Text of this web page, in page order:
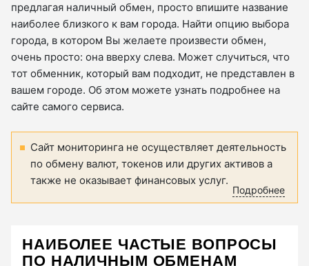
предлагая наличный обмен, просто впишите название
наиболее близкого к вам города. Найти опцию выбора
города, в котором Вы желаете произвести обмен,
очень просто: она вверху слева. Может случиться, что
тот обменник, который вам подходит, не представлен в
вашем городе. Об этом можете узнать подробнее на
сайте самого сервиса.
Сайт мониторинга не осуществляет деятельность
по обмену валют, токенов или других активов а
также не оказывает финансовых услуг.
Подробнее
НАИБОЛЕЕ ЧАСТЫЕ ВОПРОСЫ
ПО НАЛИЧНЫМ ОБМЕНАМ